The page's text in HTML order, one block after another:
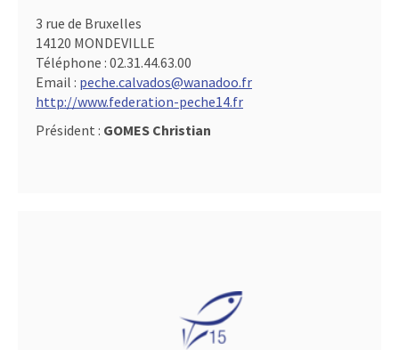
3 rue de Bruxelles
14120 MONDEVILLE
Téléphone : 02.31.44.63.00
Email : peche.calvados@wanadoo.fr
http://www.federation-peche14.fr
Président : GOMES Christian